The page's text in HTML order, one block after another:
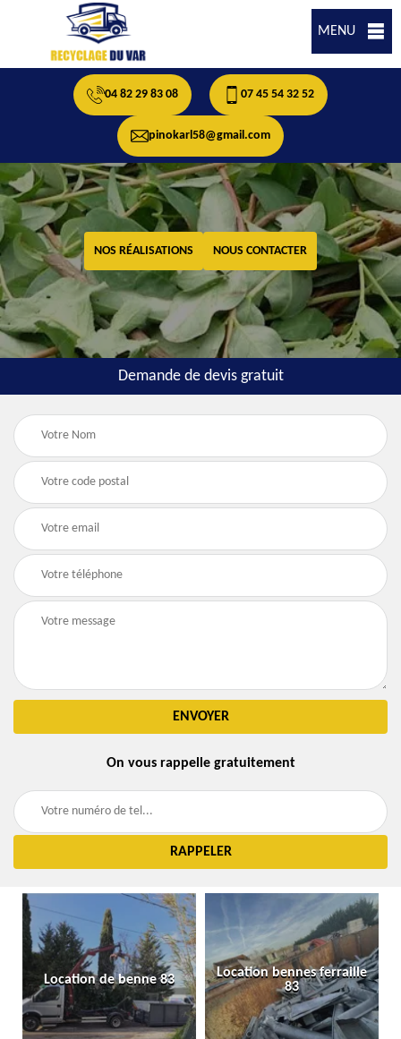
MENU
04 82 29 83 08 07 45 54 32 52
pinokarl58@gmail.com
NOS RÉALISATIONS NOUS CONTACTER
Demande de devis gratuit
On vous rappelle gratuitement
Location de benne 83
Location bennes ferraille
83